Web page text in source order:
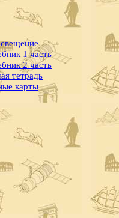
1 часть
2 часть
тетрадь
карты